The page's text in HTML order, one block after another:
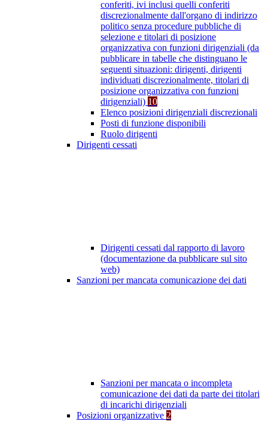
conferiti, ivi inclusi quelli conferiti
discrezionalmente dall'organo di indirizzo
politico senza procedure pubbliche di
selezione e titolari di posizione
organizzativa con funzioni dirigenziali (da
pubblicare in tabelle che distinguano le
seguenti situazioni: dirigenti, dirigenti
individuati discrezionalmente, titolari di
posizione organizzativa con funzioni
dirigenziali) 10
Elenco posizioni dirigenziali discrezionali
Posti di funzione disponibili
Ruolo dirigenti
Dirigenti cessati
Dirigenti cessati dal rapporto di lavoro
(documentazione da pubblicare sul sito
web)
Sanzioni per mancata comunicazione dei dati
Sanzioni per mancata o incompleta
comunicazione dei dati da parte dei titolari
di incarichi dirigenziali
Posizioni organizzative 2